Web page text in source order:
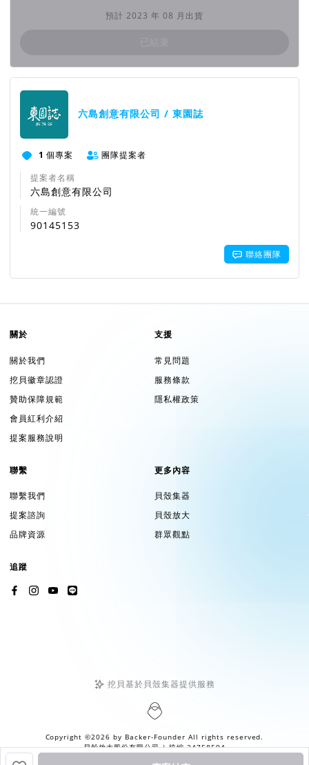
跟加蚋仔有深刻交陪的保儀信仰，源於木柵忠順廟。保儀大夫原
本是保佑人民平安的忠臣武將，搖身成為「驅蟲名家」，是始自
於曾在汐止顯現的一樁神蹟：相傳有一群汐止居民在參加完忠順
廟的慶典後，在回家路上掛心著原本正受蟲害的農田，因此拿廟
方給的燈籠到田裡巡視。隔天起床，農民們驚訝地發現田裡的害
蟲居然都死了。尪公為民除害顯神蹟的故事，慢慢幫助保儀信仰
圈建立與擴大。
四處打聽有哪裡有的神明能夠協助驅蟲，保儀大夫的神蹟也在這
明越來越多，隊伍數量與陣頭種類也變得越來越豐富，漸漸地形
成農曆三月十二日加蚋仔年例的信仰活動。
神威顯赫！和手下眾多兵將，共同守護大台北盆地
人人都想請來自己庄頭坐鎮的神明。在農業社會時期，光是一次
保儀大夫神威庇佑的需求持續增長，一尊保儀大夫金身已經沒有
辦法負荷驅蟲的「業務」，因此忠順廟打造出多個尪公分靈，兵
分多路地參加各地遶境，護佑各地的平安。2022年加蚋仔年例
有這麼多分靈的同時仍然具有神威的原因，就在於祂身為武官，
新的傳統：隨著時間改變的加蚋仔年例
雖然保儀大夫參加加蚋仔年例已經有悠久的歷史，但木柵忠順廟
其實是要到去年（2022年），才正式加入加蚋仔年例的鬧熱隊
六島創意有限公司 / 東園誌
1 個專案
團隊提案者
提案者名稱
六島創意有限公司
統一編號
90145153
聯絡團隊
預計 2023 年 08 月出貨
關於
關於我們
挖貝徽章認證
贊助保障規範
會員紅利介紹
提案服務說明
支援
常見問題
服務條款
隱私權政策
聯繫
聯繫我們
提案諮詢
品牌資源
更多內容
貝殼集器
貝殼放大
群眾觀點
追蹤
挖貝基於貝殼集器提供服務
Copyright ©2026 by Backer-Founder All rights reserved.
貝殼放大股份有限公司| 統編 24758594